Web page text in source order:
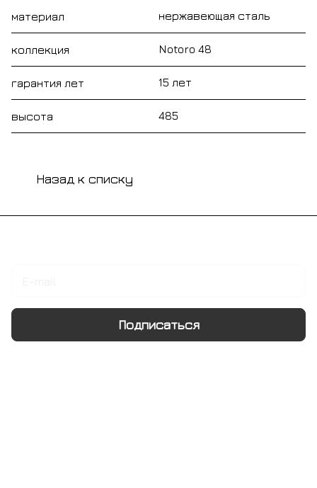
материал нержавеющая сталь
коллекция Notoro 48
гарантия лет 15 лет
высота 485
Назад к списку
Подписаться